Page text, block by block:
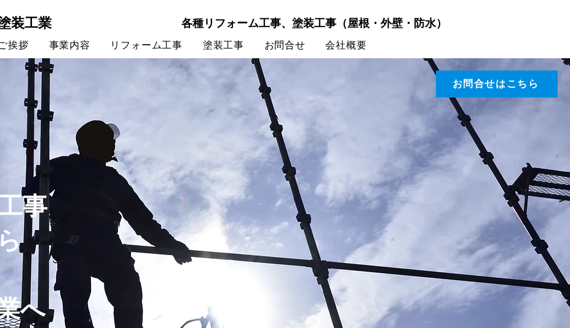
装工業 各種リフォーム工事、塗装工事（屋根・外壁・防水）
挨拶 事業内容 リフォーム工事 塗装工事 お問合せ 会社概要
お問合せはこちら
事
へ